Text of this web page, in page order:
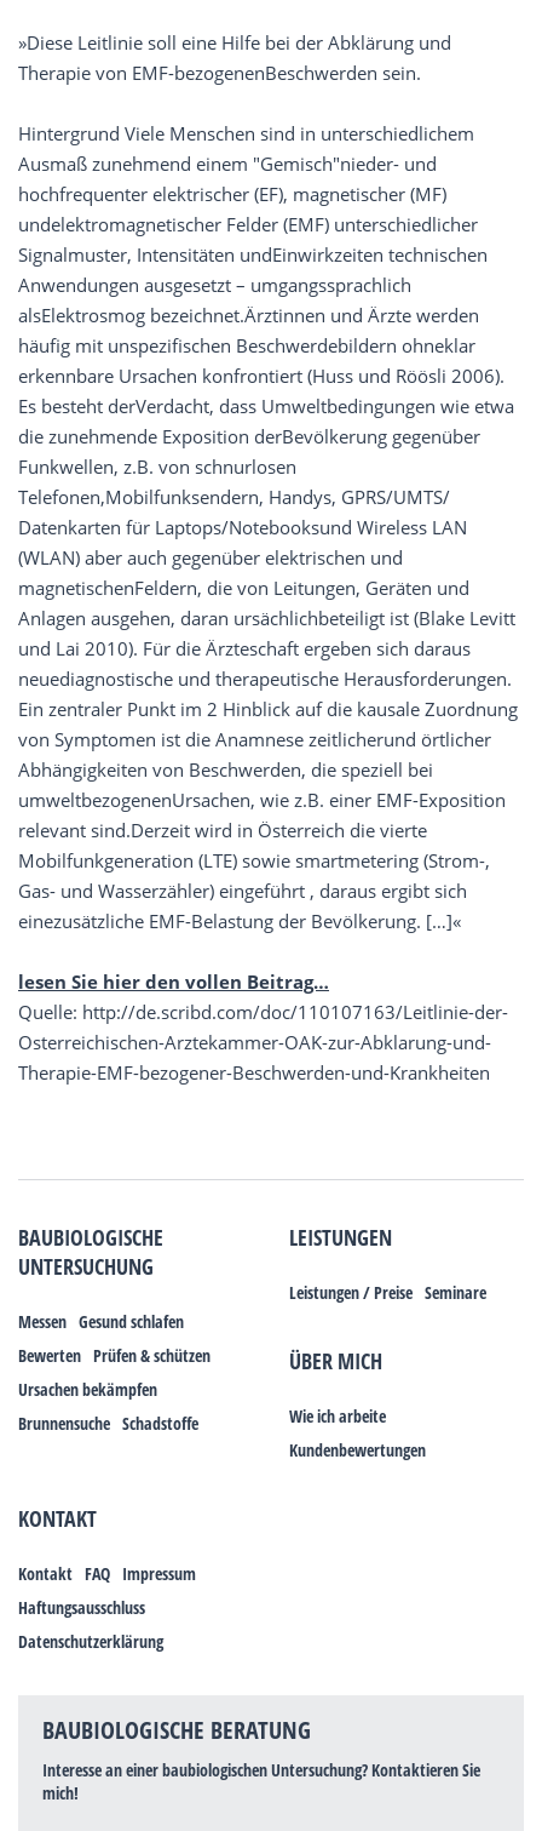
»Diese Leitlinie soll eine Hilfe bei der Abklärung und
Therapie von EMF-bezogenenBeschwerden sein.
Hintergrund Viele Menschen sind in unterschiedlichem
Ausmaß zunehmend einem "Gemisch"nieder- und
hochfrequenter elektrischer (EF), magnetischer (MF)
undelektromagnetischer Felder (EMF) unterschiedlicher
Signalmuster, Intensitäten undEinwirkzeiten technischen
Anwendungen ausgesetzt – umgangssprachlich
alsElektrosmog bezeichnet.Ärztinnen und Ärzte werden
häufig mit unspezifischen Beschwerdebildern ohneklar
erkennbare Ursachen konfrontiert (Huss und Röösli 2006).
Es besteht derVerdacht, dass Umweltbedingungen wie etwa
die zunehmende Exposition derBevölkerung gegenüber
Funkwellen, z.B. von schnurlosen
Telefonen,Mobilfunksendern, Handys, GPRS/UMTS/
Datenkarten für Laptops/Notebooksund Wireless LAN
(WLAN) aber auch gegenüber elektrischen und
magnetischenFeldern, die von Leitungen, Geräten und
Anlagen ausgehen, daran ursächlichbeteiligt ist (Blake Levitt
und Lai 2010). Für die Ärzteschaft ergeben sich daraus
neuediagnostische und therapeutische Herausforderungen.
Ein zentraler Punkt im 2 Hinblick auf die kausale Zuordnung
von Symptomen ist die Anamnese zeitlicherund örtlicher
Abhängigkeiten von Beschwerden, die speziell bei
umweltbezogenenUrsachen, wie z.B. einer EMF-Exposition
relevant sind.Derzeit wird in Österreich die vierte
Mobilfunkgeneration (LTE) sowie smartmetering (Strom-,
Gas- und Wasserzähler) eingeführt , daraus ergibt sich
einezusätzliche EMF-Belastung der Bevölkerung. […]«
lesen Sie hier den vollen Beitrag…
Quelle: http://de.scribd.com/doc/110107163/Leitlinie-der-
Osterreichischen-Arztekammer-OAK-zur-Abklarung-und-
Therapie-EMF-bezogener-Beschwerden-und-Krankheiten
BAUBIOLOGISCHE
UNTERSUCHUNG
Messen Gesund schlafen
Bewerten Prüfen & schützen
Ursachen bekämpfen
Brunnensuche Schadstoffe
LEISTUNGEN
Leistungen / Preise Seminare
ÜBER MICH
Wie ich arbeite
Kundenbewertungen
KONTAKT
Kontakt FAQ Impressum
Haftungsausschluss
Datenschutzerklärung
BAUBIOLOGISCHE BERATUNG
Interesse an einer baubiologischen Untersuchung? Kontaktieren Sie
mich!